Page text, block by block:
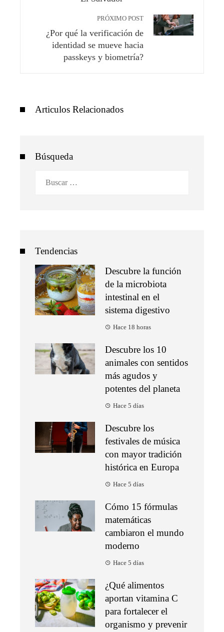
PRÓXIMO POST
¿Por qué la verificación de
identidad se mueve hacia
passkeys y biometría?
Articulos Relacionados
Búsqueda
Tendencias
Descubre la función
de la microbiota
intestinal en el
sistema digestivo
Hace 18 horas
Descubre los 10
animales con sentidos
más agudos y
potentes del planeta
Hace 5 días
Descubre los
festivales de música
con mayor tradición
histórica en Europa
Hace 5 días
Cómo 15 fórmulas
matemáticas
cambiaron el mundo
moderno
Hace 5 días
¿Qué alimentos
aportan vitamina C
para fortalecer el
organismo y prevenir